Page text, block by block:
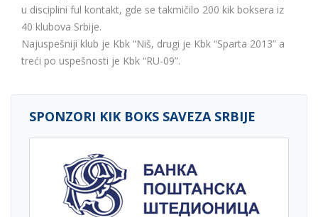
u disciplini ful kontakt, gde se takmičilo 200 kik boksera iz
40 klubova Srbije.
Najuspešniji klub je Kbk “Niš, drugi je Kbk “Sparta 2013” a
treći po uspešnosti je Kbk “RU-09”.
SPONZORI KIK BOKS SAVEZA SRBIJE